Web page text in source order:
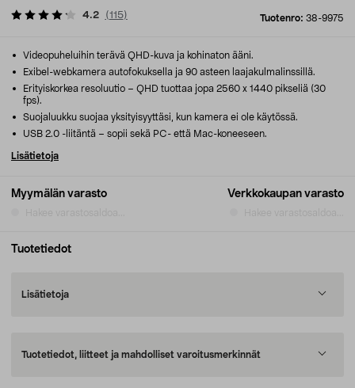
Tuotenro: 38-9975
4.2 (115)
Myymälän varasto Verkkokaupan varasto
Videopuheluihin terävä QHD-kuva ja kohinaton ääni.
Exibel-webkamera autofokuksella ja 90 asteen laajakulmalinssillä.
Erityiskorkea resoluutio – QHD tuottaa jopa 2560 x 1440 pikseliä (30
fps).
Suojaluukku suojaa yksityisyyttäsi, kun kamera ei ole käytössä.
USB 2.0 -liitäntä – sopii sekä PC- että Mac-koneeseen.
Lisätietoja
Tuotetiedot
Lisätietoja
Tuotetiedot, liitteet ja mahdolliset varoitusmerkinnät